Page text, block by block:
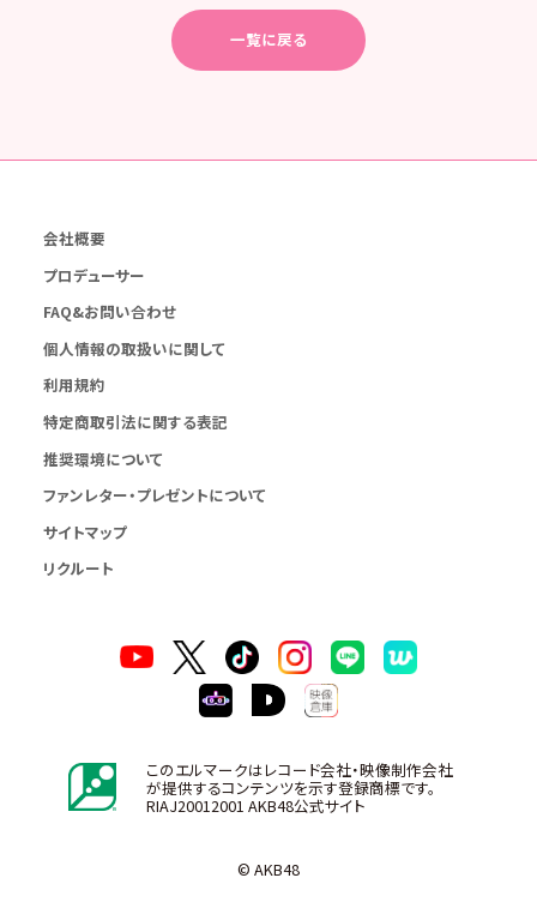
一覧に戻る
会社概要
プロデューサー
FAQ&お問い合わせ
個人情報の取扱いに関して
利用規約
特定商取引法に関する表記
推奨環境について
ファンレター・プレゼントについて
サイトマップ
リクルート
このエルマークはレコード会社・映像制作会社
が提供するコンテンツを示す登録商標です。
RIAJ20012001 AKB48公式サイト
© AKB48